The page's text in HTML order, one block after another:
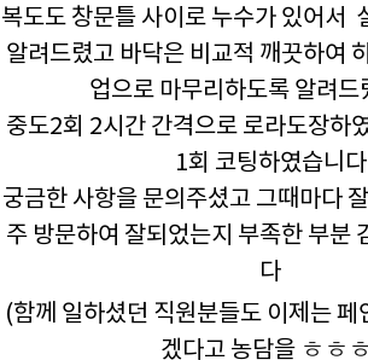
복도도 창문틀 사이로 누수가 있어서
알려드렸고 바닥은 비교적 깨끗하여
업으로 마무리하도록 알려드
중도2회 2시간 간격으로 로라도장하
1회 코팅하였습니다
궁금한 사항을 문의주셨고 그때마다
주 방문하여 잘되었는지 부족한 부분
다
(함께 일하셨던 직원분들도 이제는 페
겠다고 농담을 ㅎㅎ